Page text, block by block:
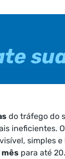
do tráfego do
ineficientes.
simples
para até